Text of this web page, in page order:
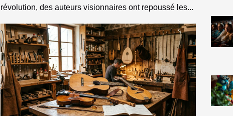
révolution, des auteurs visionnaires ont repoussé les...